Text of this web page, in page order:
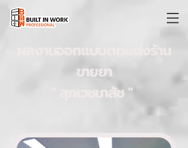
ผลงานออกแบบตกแต่งร้าน
ขายยา
" สุภเวชเภสัช "